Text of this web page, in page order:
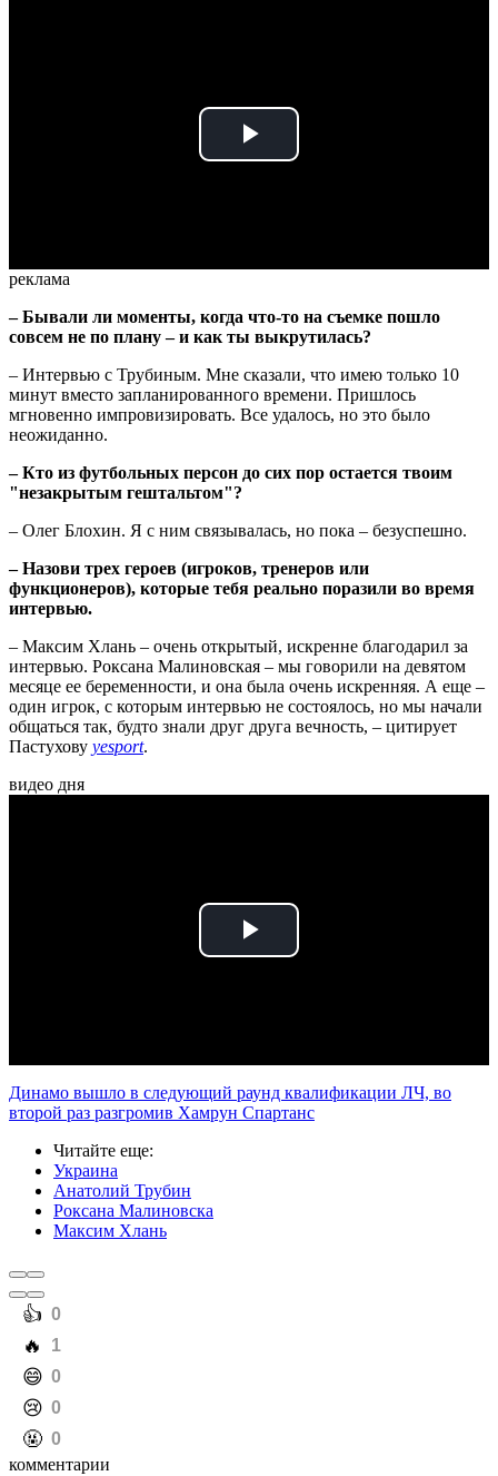
Play
реклама
– Бывали ли моменты, когда что-то на съемке пошло
совсем не по плану – и как ты выкрутилась?
– Интервью с Трубиным. Мне сказали, что имею только 10
минут вместо запланированного времени. Пришлось
мгновенно импровизировать. Все удалось, но это было
неожиданно.
– Кто из футбольных персон до сих пор остается твоим
"незакрытым гештальтом"?
– Олег Блохин. Я с ним связывалась, но пока – безуспешно.
– Назови трех героев (игроков, тренеров или
функционеров), которые тебя реально поразили во время
интервью.
– Максим Хлань – очень открытый, искренне благодарил за
интервью. Роксана Малиновская – мы говорили на девятом
месяце ее беременности, и она была очень искренняя. А еще –
один игрок, с которым интервью не состоялось, но мы начали
общаться так, будто знали друг друга вечность, – цитирует
Пастухову yesport.
видео дня
Play
Динамо вышло в следующий раунд квалификации ЛЧ, во
второй раз разгромив Хамрун Спартанс
Читайте еще:
Украина
Анатолий Трубин
Роксана Малиновска
Максим Хлань
️👍 0
️🔥 1
️😄 0
️😢 0
️🤬 0
комментарии